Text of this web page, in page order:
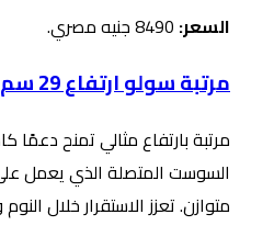
السعر:
مرتبة سولو ارتفاع 29 سم – سوست متصلة
مرتبة بارتفاع مثالي تمنح
السوست المتصلة الذي يعمل
متوازن. تعزز الاستقرار خلال